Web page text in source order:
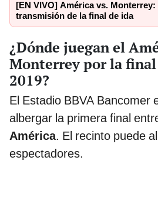
[EN VIVO] América vs.
transmisión de la final de ida
¿Dónde juegan el
Monterrey por la
2019?
El Estadio BBVA Bancomer
albergar la primera final
América. El recinto puede
espectadores.